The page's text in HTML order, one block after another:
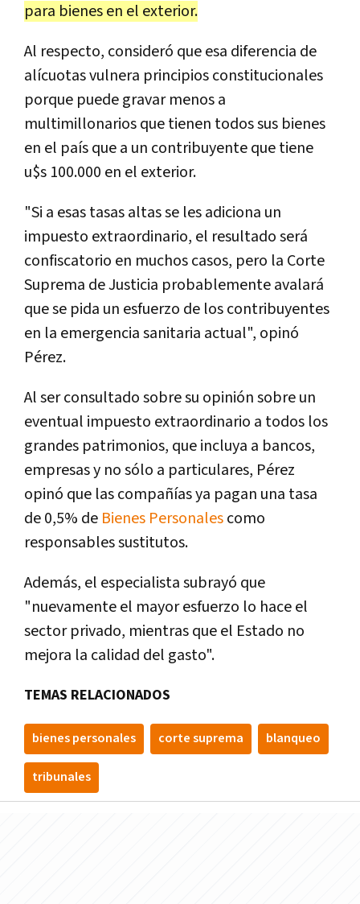
para bienes en el exterior.
Al respecto, consideró que esa diferencia de
alícuotas vulnera principios constitucionales
porque puede gravar menos a
multimillonarios que tienen todos sus bienes
en el país que a un contribuyente que tiene
u$s 100.000 en el exterior.
"Si a esas tasas altas se les adiciona un
impuesto extraordinario, el resultado será
confiscatorio en muchos casos, pero la Corte
Suprema de Justicia probablemente avalará
que se pida un esfuerzo de los contribuyentes
en la emergencia sanitaria actual", opinó
Pérez.
Al ser consultado sobre su opinión sobre un
eventual impuesto extraordinario a todos los
grandes patrimonios, que incluya a bancos,
empresas y no sólo a particulares, Pérez
opinó que las compañías ya pagan una tasa
de 0,5% de Bienes Personalescomo
responsables sustitutos.
Además, el especialista subrayó que
"nuevamente el mayor esfuerzo lo hace el
sector privado, mientras que el Estado no
mejora la calidad del gasto".
TEMAS RELACIONADOS
bienes personales corte suprema blanqueo
tribunales